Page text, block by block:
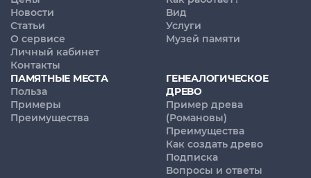
Новости
Статьи
О сервисе
Личный кабинет
Контакты
Вид
Услуги
Музей памяти
ПАМЯТНЫЕ МЕСТА
Польза
Примеры
Преимущества
ГЕНЕАЛОГИЧЕСКОЕ
ДРЕВО
Пример древа
(Романовы)
Преимущества
Как создать древо
Подписка
Вопросы и ответы